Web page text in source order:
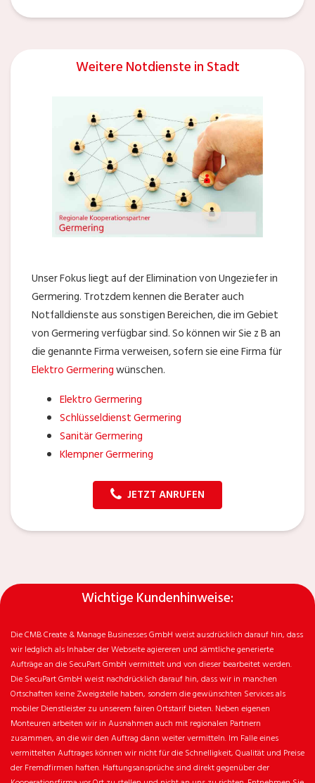
Weitere Notdienste in Stadt
Unser Fokus liegt auf der Elimination von Ungeziefer in
Germering. Trotzdem kennen die Berater auch
Notfalldienste aus sonstigen Bereichen, die im Gebiet
von Germering verfügbar sind. So können wir Sie z B an
die genannte Firma verweisen, sofern sie eine Firma für
Elektro Germeringwünschen.
Elektro Germering
Schlüsseldienst Germering
Sanitär Germering
Klempner Germering
JETZT ANRUFEN
Wichtige Kundenhinweise:
Die CMB Create & Manage Businesses GmbH weist ausdrücklich darauf hin, dass
wir ledglich als Inhaber der Webseite agiereren und sämtliche generierte
Aufträge an die SecuPart GmbH vermittelt und von dieser bearbeitet werden.
Die SecuPart GmbH weist nachdrücklich darauf hin, dass wir in manchen
Ortschaften keine Zweigstelle haben, sondern die gewünschten Services als
mobiler Dienstleister zu unserem fairen Ortstarif bieten. Neben eigenen
Monteuren arbeiten wir in Ausnahmen auch mit regionalen Partnern
zusammen, an die wir den Auftrag dann weiter vermitteln. Im Falle eines
vermittelten Auftrages können wir nicht für die Schnelligkeit, Qualität und Preise
der Fremdfirmen haften. Haftungsansprüche sind direkt gegenüber der